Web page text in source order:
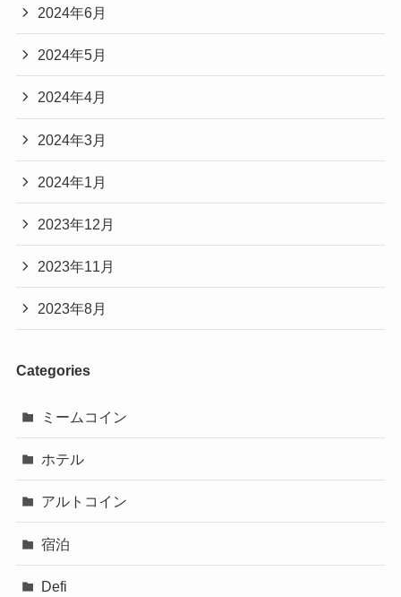
2024年6月
2024年5月
2024年4月
2024年3月
2024年1月
2023年12月
2023年11月
2023年8月
Categories
ミームコイン
ホテル
アルトコイン
宿泊
Defi